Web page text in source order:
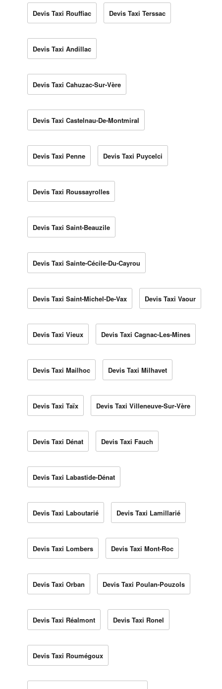
Devis Taxi Rouffiac Devis Taxi Terssac
Devis Taxi Andillac
Devis Taxi Cahuzac-Sur-Vère
Devis Taxi Castelnau-De-Montmiral
Devis Taxi Penne Devis Taxi Puycelci
Devis Taxi Roussayrolles
Devis Taxi Saint-Beauzile
Devis Taxi Sainte-Cécile-Du-Cayrou
Devis Taxi Saint-Michel-De-Vax Devis Taxi Vaour
Devis Taxi Vieux Devis Taxi Cagnac-Les-Mines
Devis Taxi Mailhoc Devis Taxi Milhavet
Devis Taxi Taïx Devis Taxi Villeneuve-Sur-Vère
Devis Taxi Dénat Devis Taxi Fauch
Devis Taxi Labastide-Dénat
Devis Taxi Laboutarié Devis Taxi Lamillarié
Devis Taxi Lombers Devis Taxi Mont-Roc
Devis Taxi Orban Devis Taxi Poulan-Pouzols
Devis Taxi Réalmont Devis Taxi Ronel
Devis Taxi Roumégoux